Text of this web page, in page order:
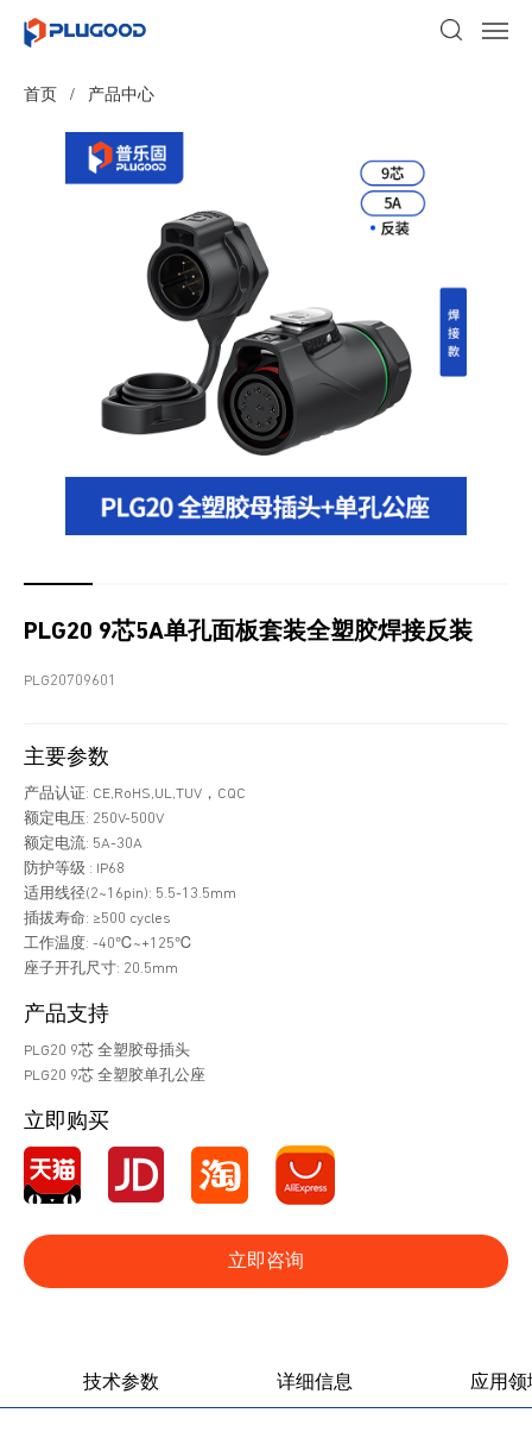
首页 / 产品中心
PLG20 9芯5A单孔面板套装全塑胶焊接反装
PLG20709601
主要参数
产品认证: CE,RoHS,UL,TUV，CQC
额定电压: 250V-500V
额定电流: 5A-30A
防护等级 : IP68
适用线径(2~16pin): 5.5-13.5mm
插拔寿命: ≥500 cycles
工作温度: -40℃~+125℃
座子开孔尺寸: 20.5mm
产品支持
PLG20 9芯 全塑胶母插头
PLG20 9芯 全塑胶单孔公座
立即购买
立即咨询
技术参数 详细信息 应用领